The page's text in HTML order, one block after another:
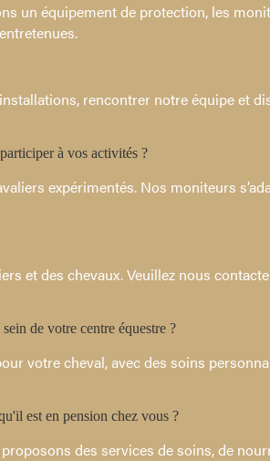
un équipement de protection, les
rencontrer notre équipe et
à vos activités ?
expérimentés. Nos moniteurs
et des chevaux. Veuillez nous
de votre centre équestre ?
votre cheval, avec des soins
est en pension chez vous ?
des services de soins, de